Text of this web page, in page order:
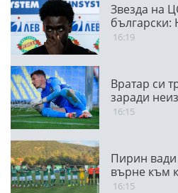
Звезда на
16:19
Вратар си
заради
16:15
Пирин
върне към
16:15